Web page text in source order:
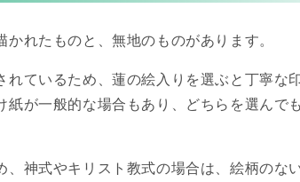
れたものと、無地のものがあります。
ているため、蓮の絵入りを選ぶと丁寧な
紙が一般的な場合もあり、どちらを選んで
、神式やキリスト教式の場合は、絵柄のな